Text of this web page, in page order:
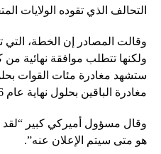
التحالف الذي تقوده الولايات
وقالت المصادر إن الخطة، التي
ولكنها تتطلب موافقة نهائية من
مغادرة الباقين بحلول نهاية عام 2026.
وقال مسؤول أميركي كبير “لقد
هو متى سيتم الإعلان عنه”.